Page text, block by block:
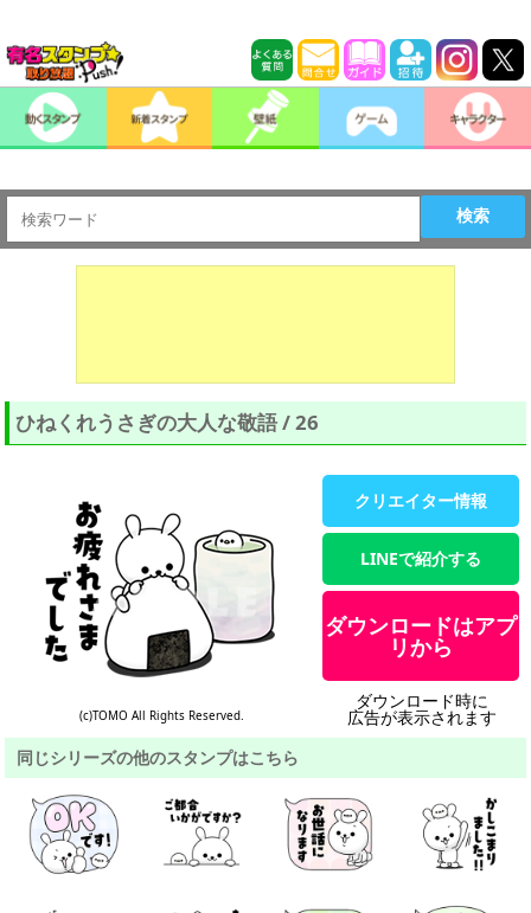
検索
ひねくれうさぎの大人な敬語 / 26
(c)TOMO All Rights Reserved.
クリエイター情報
LINEで紹介する
ダウンロードはアプ
リから
ダウンロード時に
広告が表示されます
同じシリーズの他のスタンプはこちら